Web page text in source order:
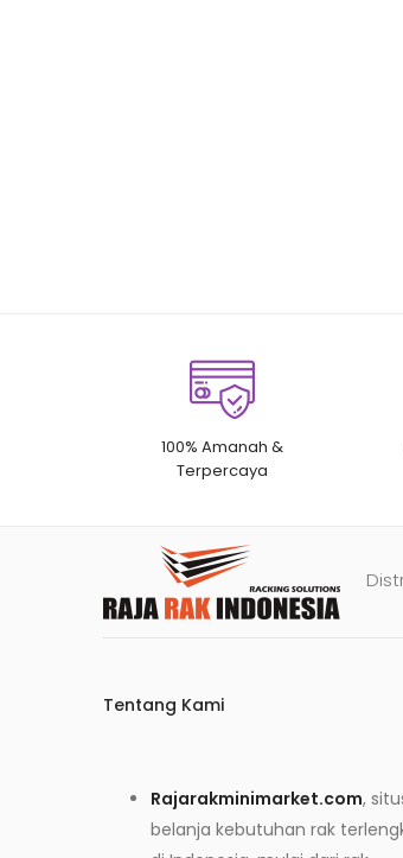
100% Amanah &
Terpercaya
Tentang Kami
Rajarakminimarket.com,
belanja kebutuhan rak